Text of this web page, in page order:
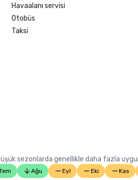
Havaalanı servisi
Otobüs
Taksi
sezonlarda genellikle daha fazla
Ağu Eyl Eki Kas